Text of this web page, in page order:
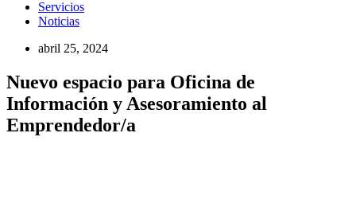
Servicios
Noticias
abril 25, 2024
Nuevo espacio para Oficina de
Información y Asesoramiento al
Emprendedor/a